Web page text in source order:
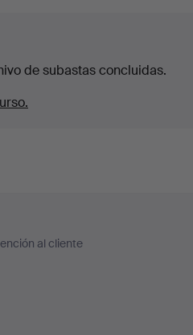
de subastas concluidas.
al cliente